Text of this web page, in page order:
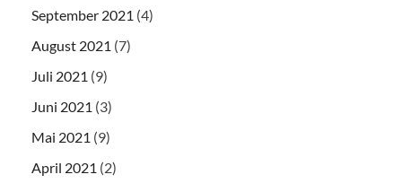
September 2021 (4)
August 2021 (7)
Juli 2021 (9)
Juni 2021 (3)
Mai 2021 (9)
April 2021 (2)